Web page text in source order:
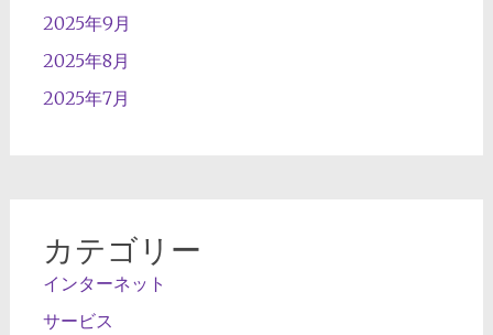
2025年9月
2025年8月
2025年7月
カテゴリー
インターネット
サービス